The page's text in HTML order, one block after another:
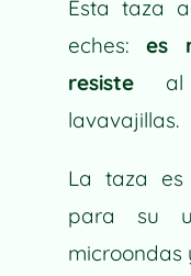
Esta taza
eches:es
resisteal
lavavajillas.
La taza es
para su
microondas